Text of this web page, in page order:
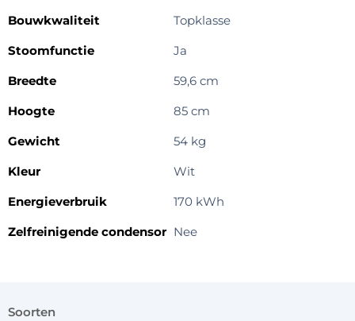
Bouwkwaliteit
Topklasse
Stoomfunctie
Ja
Breedte
59,6 cm
Hoogte
85 cm
Gewicht
54 kg
Kleur
Wit
Energieverbruik
170 kWh
Zelfreinigende condensor Nee
soorten